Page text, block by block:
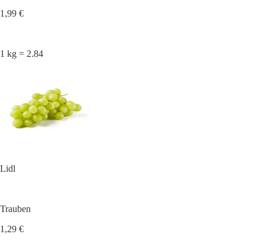
1,99 €
1 kg = 2.84
Lidl
Trauben
1,29 €